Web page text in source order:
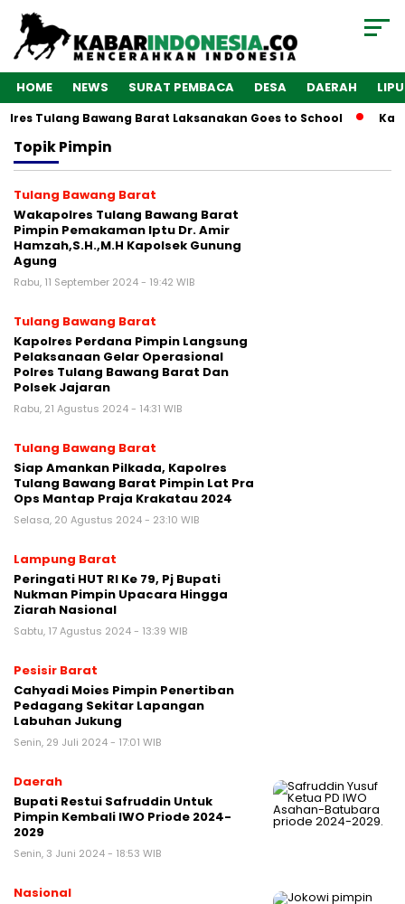
HOME NEWS SURAT PEMBACA DESA DAERAH
Tulang Bawang Barat Laksanakan Goes to School
TopikPimpin
Tulang Bawang Barat
Wakapolres Tulang Bawang Barat
Pimpin Pemakaman Iptu Dr. Amir
Hamzah,S.H.,M.H Kapolsek Gunung
Agung
Rabu, 11 September 2024 - 19:42 WIB
Tulang Bawang Barat
Kapolres Perdana Pimpin Langsung
Pelaksanaan Gelar Operasional
Polres Tulang Bawang Barat Dan
Polsek Jajaran
Rabu, 21 Agustus 2024 - 14:31 WIB
Tulang Bawang Barat
Siap Amankan Pilkada, Kapolres
Tulang Bawang Barat Pimpin Lat Pra
Ops Mantap Praja Krakatau 2024
Selasa, 20 Agustus 2024 - 23:10 WIB
Lampung Barat
Peringati HUT RI Ke 79, Pj Bupati
Nukman Pimpin Upacara Hingga
Ziarah Nasional
Sabtu, 17 Agustus 2024 - 13:39 WIB
Pesisir Barat
Cahyadi Moies Pimpin Penertiban
Pedagang Sekitar Lapangan
Labuhan Jukung
Senin, 29 Juli 2024 - 17:01 WIB
Daerah
Bupati Restui Safruddin Untuk
Pimpin Kembali IWO Priode 2024-
2029
Senin, 3 Juni 2024 - 18:53 WIB
Nasional